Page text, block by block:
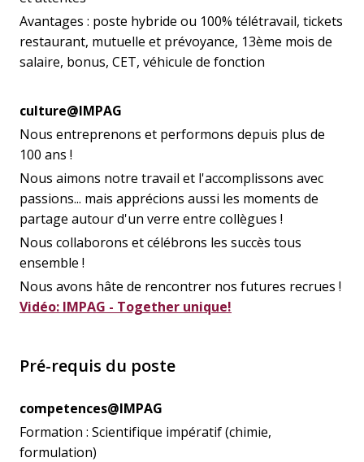
Avantages : poste hybride ou 100% télétravail, tickets
restaurant, mutuelle et prévoyance, 13ème mois de
salaire, bonus, CET, véhicule de fonction
culture@IMPAG
Nous entreprenons et performons depuis plus de
100 ans !
Nous aimons notre travail et l'accomplissons avec
passions... mais apprécions aussi les moments de
partage autour d'un verre entre collègues !
Nous collaborons et célébrons les succès tous
ensemble !
Nous avons hâte de rencontrer nos futures recrues !
Vidéo: IMPAG - Together unique!
Pré-requis du poste
competences@IMPAG
Formation : Scientifique impératif (chimie,
formulation)